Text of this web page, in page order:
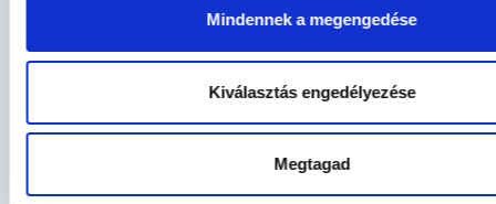
Mindennek a megengedése
Kiválasztás engedélyezése
Megtagad